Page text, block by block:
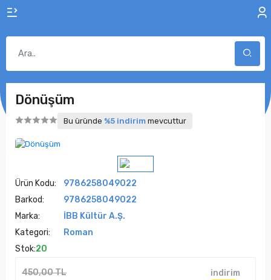
Dönüşüm
Bu üründe %5 indirim mevcuttur
Ürün Kodu:
9786258049022
Barkod:
9786258049022
Marka:
İBB Kültür A.Ş.
Kategori:
Roman
Stok:20
450,00 TL indirim